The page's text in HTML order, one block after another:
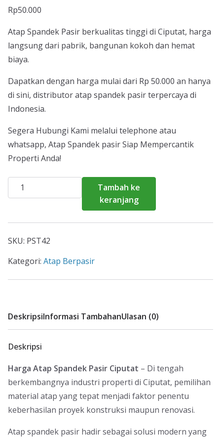
Rp50.000
Atap Spandek Pasir berkualitas tinggi di Ciputat, harga
langsung dari pabrik, bangunan kokoh dan hemat
biaya.
Dapatkan dengan harga mulai dari Rp 50.000 an hanya
di sini, distributor atap spandek pasir terpercaya di
Indonesia.
Segera Hubungi Kami melalui telephone atau
whatsapp, Atap Spandek pasir Siap Mempercantik
Properti Anda!
Kuantitas
Harga
Ciputat
2026
Tambah ke
keranjang
SKU: PST42
Kategori: Atap Berpasir
DeskripsiInformasi TambahanUlasan (0)
Deskripsi
Harga Atap Spandek Pasir Ciputat – Di tengah
berkembangnya industri properti di Ciputat, pemilihan
material atap yang tepat menjadi faktor penentu
keberhasilan proyek konstruksi maupun renovasi.
Atap spandek pasir hadir sebagai solusi modern yang